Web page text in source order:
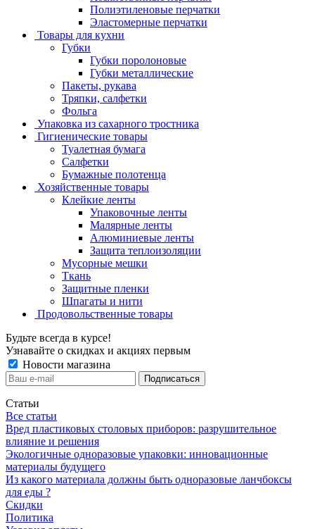
Полиэтиленовые перчатки
Эластомерные перчатки
Товары для кухни
Губки
Губки поролоновые
Губки металлические
Пакеты, рукава
Тряпки, салфетки
Фольга
Упаковка из сахарного тростника
Гигиенические товары
Туалетная бумага
Салфетки
Бумажные полотенца
Хозяйственные товары
Клейкие ленты
Упаковочные ленты
Малярные ленты
Алюминиевые ленты
Защита теплоизоляции
Мусорные мешки
Ткань
Защитные пленки
Шпагаты и нити
Продовольственные товары
Будьте всегда в курсе!
Узнавайте о скидках и акциях первым
Новости магазина
Статьи
Все статьи
Вред пластиковых столовых приборов: разрушительное
влияние и решения
Экологичные одноразовые упаковки: инновационные
материалы будущего
Из какого материала должны быть одноразовые ланчбоксы
для еды ?
Скидки
Политика